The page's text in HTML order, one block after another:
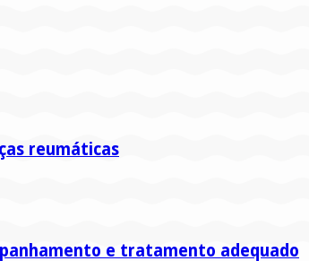
reumáticas
e tratamento adequado